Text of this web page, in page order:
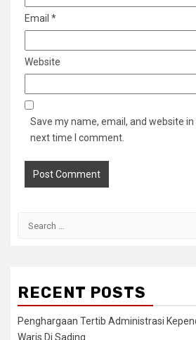
Email *
Website
Save my name, email, and website
next time I comment.
RECENT POSTS
Penghargaan Tertib Administrasi
Waris Di Sading